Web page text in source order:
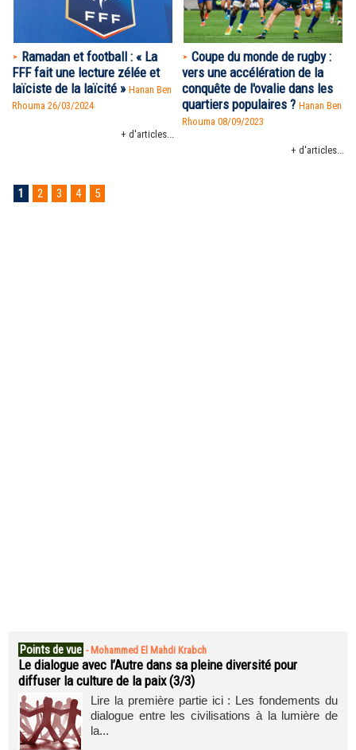
Ramadan et football : « La
FFF fait une lecture zélée et
laïciste de la laïcité » Hanan Ben
Rhouma 26/03/2024
+ d'articles...
Coupe du monde de rugby :
vers une accélération de la
conquête de l'ovalie dans les
quartiers populaires ? Hanan Ben
Rhouma 08/09/2023
+ d'articles...
1 2 3 4 5
Points de vue - Mohammed El Mahdi Krabch
Le dialogue avec l’Autre dans sa pleine diversité pour
diffuser la culture de la paix (3/3)
Lire la première partie ici : Les fondements du
dialogue entre les civilisations à la lumière de
la...